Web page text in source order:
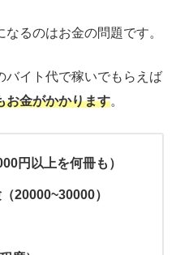
るのはお金の問題です。
バイト代で稼いでもらえば
お金がかかります。
円以上を何冊も）
20000~30000）